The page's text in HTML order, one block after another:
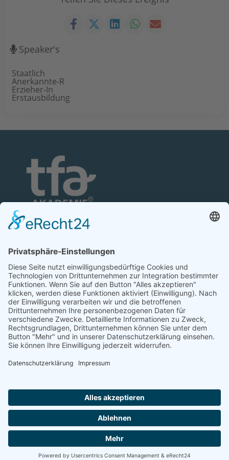
Speaker's
Staatlich
Anerkannte-R
Erzieher-In
Erstausbildung
Nonnenhofer Straße 24/26
17033 Neubrandenburg
Telefon: 0395 35 88 100
Telefax: 0395 35 88 111
E-Mail:neubrandenburg@tfa-akademie.de
Rechtliches
Teilnahmebedingungen
Impressum
Copyright TFA-Akademie GmbH |
|Impressum|Teilnahmebedingungen